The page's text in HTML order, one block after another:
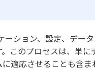
ション、設定、デー
このプロセスは、単
適応させることも含ま